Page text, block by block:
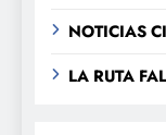
NOTICIAS
LA RUTA